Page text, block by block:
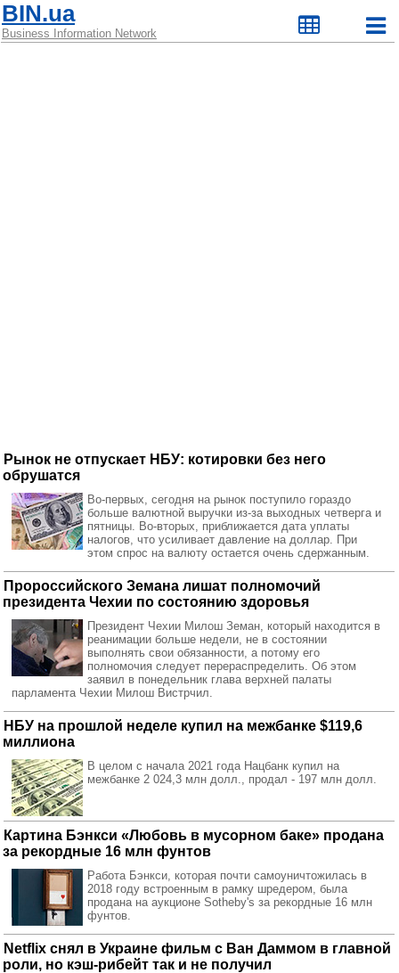
BIN.ua
Business Information Network
Рынок не отпускает НБУ: котировки без него
обрушатся
Во-первых, сегодня на рынок поступило гораздо
больше валютной выручки из-за выходных четверга и
пятницы. Во-вторых, приближается дата уплаты
налогов, что усиливает давление на доллар. При
этом спрос на валюту остается очень сдержанным.
Пророссийского Земана лишат полномочий
президента Чехии по состоянию здоровья
Президент Чехии Милош Земан, который находится в
реанимации больше недели, не в состоянии
выполнять свои обязанности, а потому его
полномочия следует перераспределить. Об этом
заявил в понедельник глава верхней палаты
парламента Чехии Милош Вистрчил.
НБУ на прошлой неделе купил на межбанке $119,6
миллиона
В целом с начала 2021 года Нацбанк купил на
межбанке 2 024,3 млн долл., продал - 197 млн ​​долл.
Картина Бэнкси «Любовь в мусорном баке» продана
за рекордные 16 млн фунтов
Работа Бэнкси, которая почти самоуничтожилась в
2018 году встроенным в рамку шредером, была
продана на аукционе Sotheby's за рекордные 16 млн
фунтов.
Netflix снял в Украине фильм с Ван Даммом в главной
роли, но кэш-рибейт так и не получил